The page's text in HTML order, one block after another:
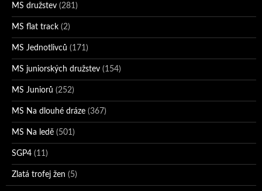
MS družstev (281)
MS flat track (2)
MS Jednotlivců (171)
MS juniorských družstev (154)
MS Juniorů (252)
MS Na dlouhé dráze (367)
MS Na ledě (501)
SGP4 (11)
Zlatá trofej žen (5)